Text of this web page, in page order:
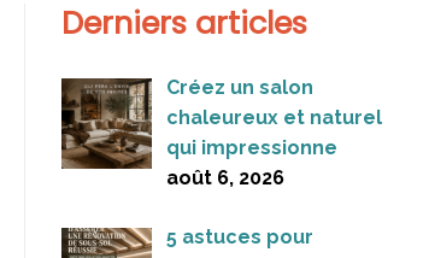
Derniers articles
Créez un salon
chaleureux et naturel
qui impressionne
août 6, 2026
5 astuces pour